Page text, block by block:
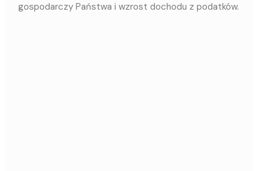
gospodarczy Państwa i wzrost dochodu z podatków.